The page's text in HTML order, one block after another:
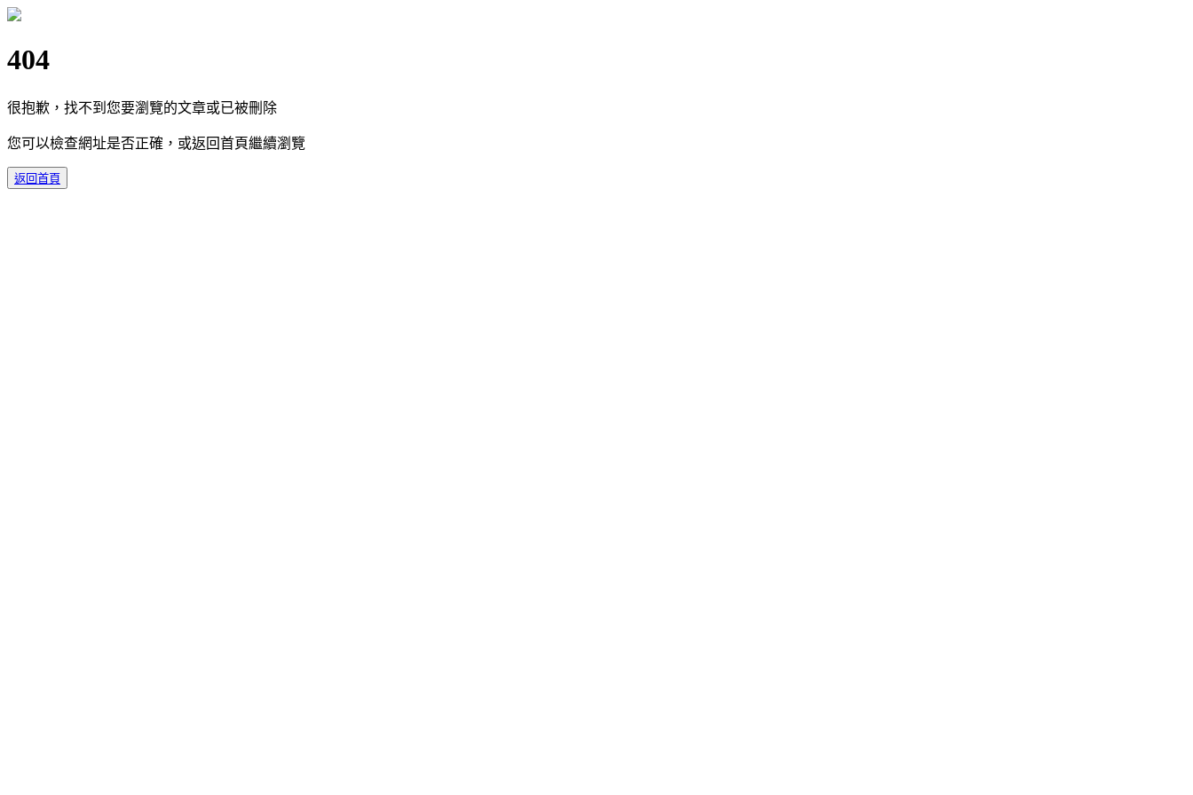
404
很抱歉，找不到您要瀏覽的文章或已被刪除
您可以檢查網址是否正確，或返回首頁繼續瀏覽
返回首頁